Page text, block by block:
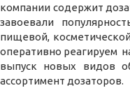
компании содержит
завоевали
пищевой,
оперативно реагируем
выпуск новых видов
ассортимент дозаторов.